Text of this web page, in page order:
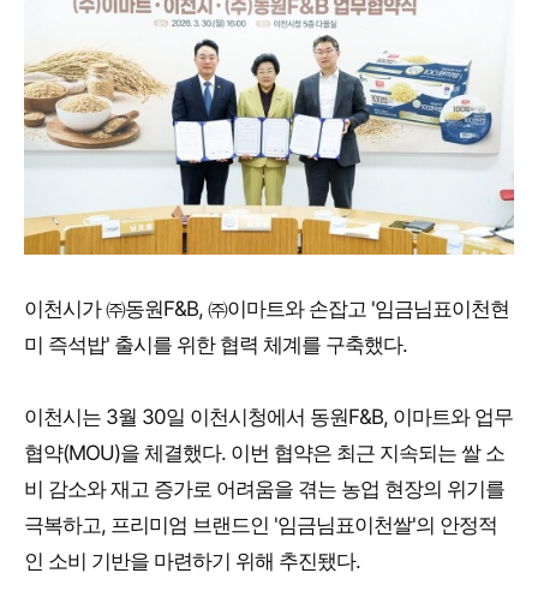
이천시가 ㈜동원F&B, ㈜이마트와 손잡고 '임금님표이천현
미 즉석밥' 출시를 위한 협력 체계를 구축했다.
이천시는 3월 30일 이천시청에서 동원F&B, 이마트와 업무
협약(MOU)을 체결했다. 이번 협약은 최근 지속되는 쌀 소
비 감소와 재고 증가로 어려움을 겪는 농업 현장의 위기를
극복하고, 프리미엄 브랜드인 '임금님표이천쌀'의 안정적
인 소비 기반을 마련하기 위해 추진됐다.